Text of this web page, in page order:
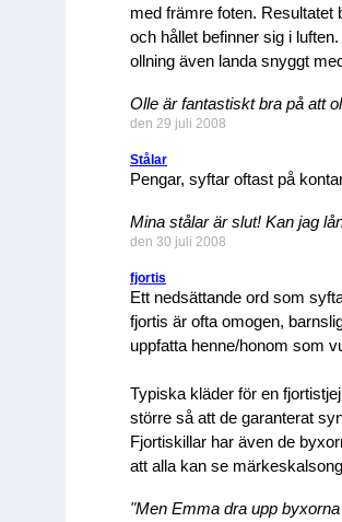
med främre foten. Resultatet
och hållet befinner sig i
ollning även landa snyggt
Olle är fantastiskt bra på att
den 29 juli 2008
Stålar
Pengar, syftar oftast på
Mina stålar är slut! Kan jag
den 30 juli 2008
fjortis
Ett nedsättande ord som
fjortis är ofta omogen,
uppfatta henne/honom som
Typiska kläder för en
större så att de garanterat
Fjortiskillar har även de
att alla kan se
"Men Emma dra upp